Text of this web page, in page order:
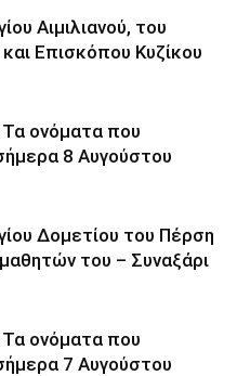
Αιμιλιανού, του
Επισκόπου Κυζίκου
Τα ονόματα που
8 Αυγούστου
Δομετίου του Πέρση
του – Συναξάρι
Τα ονόματα που
7 Αυγούστου